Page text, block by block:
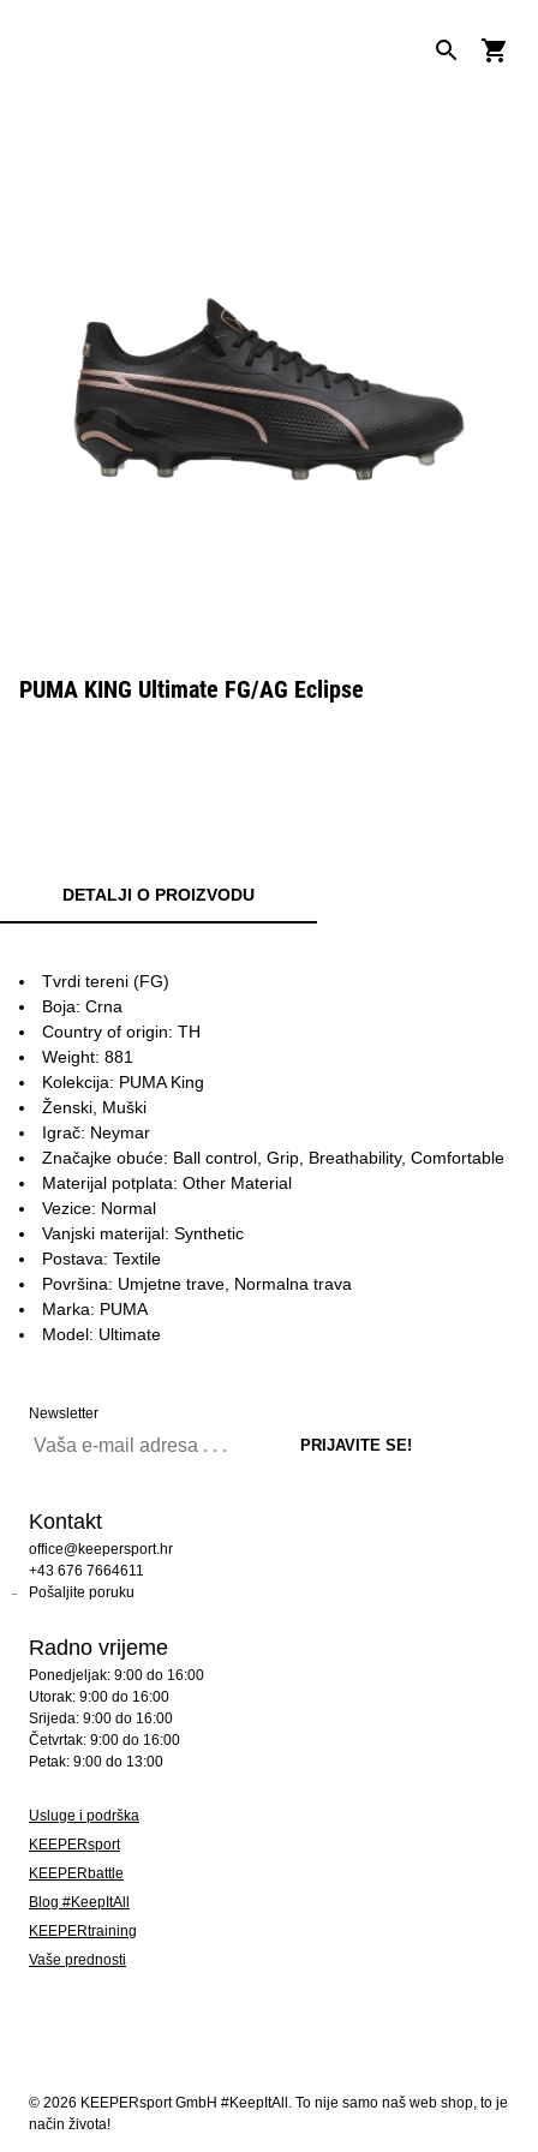
PUMA KING Ultimate FG/AG Eclipse
DETALJI O PROIZVODU
Tvrdi tereni (FG)
Boja: Crna
Country of origin: TH
Weight: 881
Kolekcija: PUMA King
Ženski, Muški
Igrač: Neymar
Značajke obuće: Ball control, Grip, Breathability, Comfortable
Materijal potplata: Other Material
Vezice: Normal
Vanjski materijal: Synthetic
Postava: Textile
Površina: Umjetne trave, Normalna trava
Marka: PUMA
Model: Ultimate
Newsletter
Kontakt
office@keepersport.hr
+43 676 7664611
Pošaljite poruku
Radno vrijeme
Ponedjeljak: 9:00 do 16:00
Utorak: 9:00 do 16:00
Srijeda: 9:00 do 16:00
Četvrtak: 9:00 do 16:00
Petak: 9:00 do 13:00
Usluge i podrška
KEEPERsport
KEEPERbattle
Blog #KeepItAll
KEEPERtraining
Vaše prednosti
© 2026 KEEPERsport GmbH #KeepItAll. To nije samo naš web shop, to je
način života!